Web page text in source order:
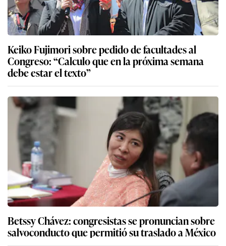
Keiko Fujimori sobre pedido de facultades al
Congreso: “Calculo que en la próxima semana
debe estar el texto”
Betssy Chávez: congresistas se pronuncian sobre
salvoconducto que permitió su traslado a México